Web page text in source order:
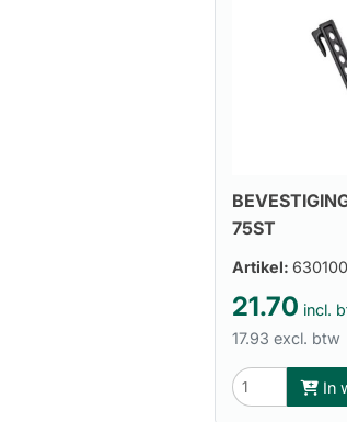
75ST
Artikel:
21.70 incl.
17.93 excl. btw
In